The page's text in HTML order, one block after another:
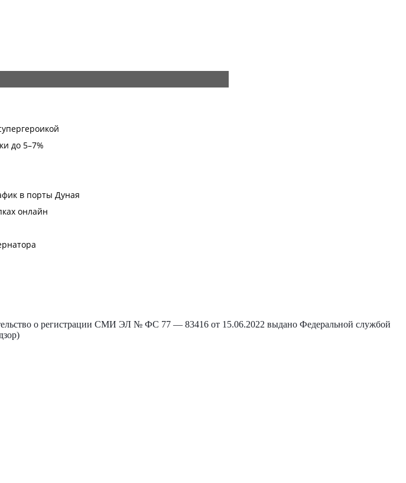
о регистрации СМИ ЭЛ № ФС 77 — 83416 от 15.06.2022 выдано Федеральной службой